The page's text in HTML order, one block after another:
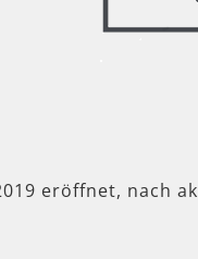
eröffnet, nach